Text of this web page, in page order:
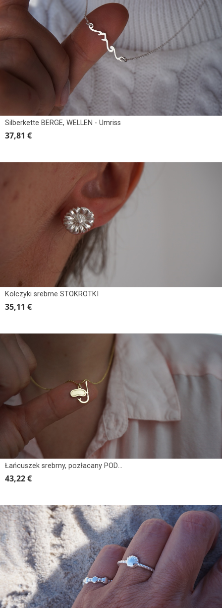
Silberkette BERGE, WELLEN - Umriss
37,81 €
Kolczyki srebrne STOKROTKI
35,11 €
Łańcuszek srebrny, pozłacany PODWODNY ŚWIAT, MASKA PŁETWONURKA
43,22 €